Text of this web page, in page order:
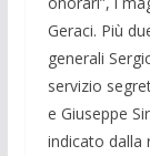
Geraci. Più
generali
servizio
e Giuseppe
indicato dalla